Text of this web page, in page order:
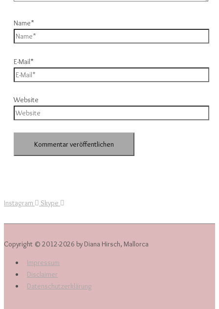
Name*
E-Mail*
Website
Instagram Skype
Copyright © 2012-2026 by Diana Hirsch, Mallorca
Impressum
Disclaimer
Datenschutzerklärung